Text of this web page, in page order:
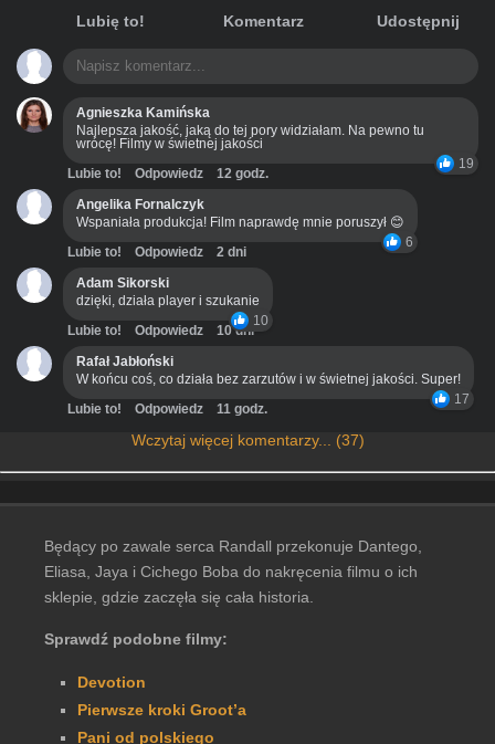
Lubię to! Komentarz Udostępnij
Agnieszka Kamińska
Najlepsza jakość, jaką do tej pory widziałam. Na pewno tu
wrócę! Filmy w świetnej jakości
19
Lubie to! Odpowiedz
12 godz.
Angelika Fornalczyk
Wspaniała produkcja! Film naprawdę mnie poruszył 😊
6
Lubie to! Odpowiedz
2 dni
Adam Sikorski
dzięki, działa player i szukanie
10
Lubie to! Odpowiedz
10 dni
Rafał Jabłoński
W końcu coś, co działa bez zarzutów i w świetnej jakości. Super!
17
Lubie to! Odpowiedz 11 godz.
Wczytaj więcej komentarzy... (37)
Będący po zawale serca Randall przekonuje Dantego,
Eliasa, Jaya i Cichego Boba do nakręcenia filmu o ich
sklepie, gdzie zaczęła się cała historia.
Sprawdź podobne filmy:
Devotion
Pierwsze kroki Groot’a
Pani od polskiego